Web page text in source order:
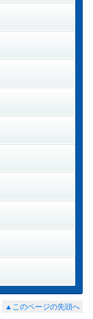
▲このページの先頭へ